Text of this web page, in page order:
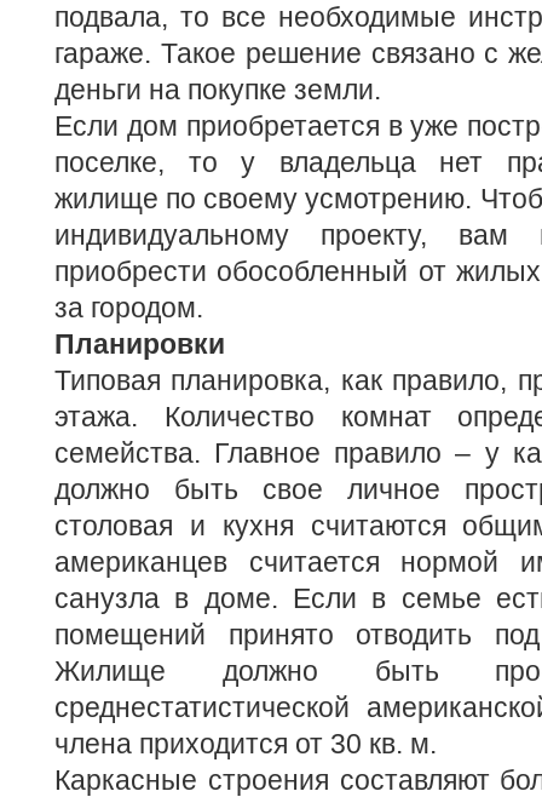
подвала, то все необходимые
гараже. Такое решение связано с
деньги на покупке земли.
Если дом приобретается в уже
поселке, то у владельца нет
жилище по своему усмотрению.
индивидуальному проекту, вам
приобрести обособленный от
за городом.
Планировки
Типовая планировка, как правило,
этажа. Количество комнат
семейства. Главное правило – у
должно быть свое личное
столовая и кухня считаются
американцев считается нормой
санузла в доме. Если в семье
помещений принято отводить
Жилище должно быть
среднестатистической
члена приходится от 30 кв. м.
Каркасные строения составляют